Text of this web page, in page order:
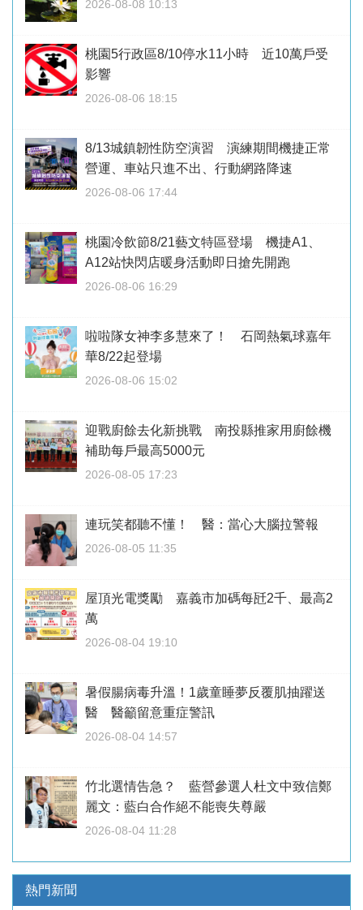
2026-08-08 10:13
桃園5行政區8/10停水11小時 近10萬戶受
影響
2026-08-06 18:15
8/13城鎮韌性防空演習 演練期間機捷正常
營運、車站只進不出、行動網路降速
2026-08-06 17:44
桃園冷飲節8/21藝文特區登場 機捷A1、
A12站快閃店暖身活動即日搶先開跑
2026-08-06 16:29
啦啦隊女神李多慧來了！ 石岡熱氣球嘉年
華8/22起登場
2026-08-06 15:02
迎戰廚餘去化新挑戰 南投縣推家用廚餘機
補助每戶最高5000元
2026-08-05 17:23
連玩笑都聽不懂！ 醫：當心大腦拉警報
2026-08-05 11:35
屋頂光電獎勵 嘉義市加碼每瓩2千、最高2
萬
2026-08-04 19:10
暑假腸病毒升溫！1歲童睡夢反覆肌抽躍送
醫 醫籲留意重症警訊
2026-08-04 14:57
竹北選情告急？ 藍營參選人杜文中致信鄭
麗文：藍白合作絕不能喪失尊嚴
2026-08-04 11:28
熱門新聞